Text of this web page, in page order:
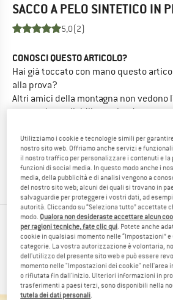
SACCO A PELO SINTETICO IN
5,0(2)
CONOSCI QUESTO ARTICOLO?
Hai già toccato con mano questo
alla prova?
Altri amici della montagna non vedono
ne pensi, condividilo con loro!
SCRIVI UNA RECENSIONE
ACQUISTA IL PRODOTTO
LE PERSONE CHE HANNO
ACQUISTATO
Utilizziamo i cookie e tecnologie simili per
nostro sito web. Offriamo anche servizi e
il nostro traffico per personalizzare i contenuti e la
funzioni di social media. In questo modo anche i
media, della pubblicità e di analisi vengono a
del nostro sito web; alcuni dei quali si trovano in
salvaguardie per proteggere i vostri dati, ad
autorità. Cliccando su “Seleziona tutto” accettate
modo. Qualora non desideraste accettare alcun
per ragioni tecniche, fate clic qui . Potete anche
cookie in qualsiasi momento nelle “Impostazioni”
categorie. La vostra autorizzazione è volontaria,
dell'utilizzo del presente sito web e può essere
momento nelle "Impostazioni dei cookie" nell'area
o rifiutata fin dall'inizio. Ulteriori informazioni in
trasferimenti a paesi terzi, sono disponibili nella
tutela dei dati personali